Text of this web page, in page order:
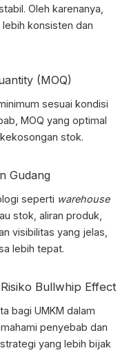
Oleh karenanya,
konsisten dan
(MOQ)
sesuai kondisi
MOQ yang optimal
stok.
Gudang
seperti warehouse
stok, aliran produk,
visibilitas yang jelas,
lebih tepat.
Bullwhip Effect
bagi UMKM dalam
penyebab dan
yang lebih bijak